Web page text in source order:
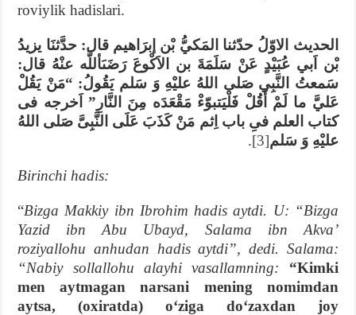
roviylik hadislari.
الحديث الاوّلُ حدّثنا المَكيُّ بْن إبرَاهيم قال: حدَّثنَا يزيدُ
بْن اَبي عُبَيْدٍ عَنْ سَلَمَةَ بن الاَكْوعَ رَضَىَأللَّه عنْهُ قال:
سَمعتُ النَّبِي صَلى اللهُ عليْهِ وَ سَلم يَقُولُ: “مَنْ يَقُلْ
عَليَّ ما لَمْ أَقُلْ فَلْيَتبوّءْ مَقْعَدَه مِنَ النَّارِ” اَخرجه فى
كتاب العلم فىِ باب اِثم مَنْ كَذَبَ عَلَى النَّبِىَّ صَلى اللهُ
عليْهِ وَ سَلم[3]
.
Birinchi hadis:
“Bizga Makkiy ibn Ibrohim hadis aytdi. U: “Bizga
Yazid ibn Abu Ubayd, Salama ibn Akvaʼ
roziyallohu anhudan hadis aytdi”, dedi. Salama:
“Nabiy sollallohu alayhi vasallamning: “Kimki
men aytmagan narsani mening nomimdan
aytsa, (oxiratda) oʻziga doʻzaxdan joy